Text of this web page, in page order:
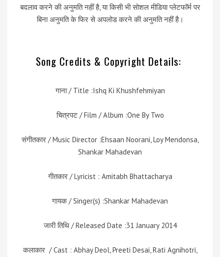
बदलाव करने की अनुमति नहीं है, या किसी भी सोशल मीडिया प्लेटफॉर्म पर
बिना अनुमति के फिर से अपलोड करने की अनुमति नहीं है।
Song Credits & Copyright Details:
गाना / Title :Ishq Ki Khushfehmiyan
चित्रपट / Film / Album :One By Two
संगीतकार / Music Director :Ehsaan Noorani, Loy Mendonsa,
Shankar Mahadevan
गीतकार / Lyricist : Amitabh Bhattacharya
गायक / Singer(s) :Shankar Mahadevan
जारी तिथि / Released Date :31 January 2014
कलाकार / Cast : Abhay Deol, Preeti Desai, Rati Agnihotri,